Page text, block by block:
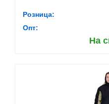
Розница:
Опт:
На